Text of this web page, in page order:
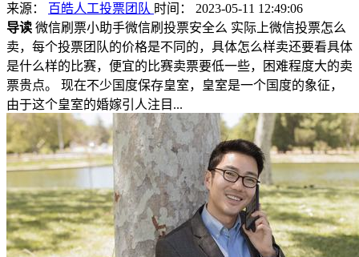
来源： 百皓人工投票团队 时间： 2023-05-11 12:49:06
导读 微信刷票小助手微信刷投票安全么 实际上微信投票怎么
卖，每个投票团队的价格是不同的，具体怎么样卖还要看具体
是什么样的比赛，便宜的比赛卖票要低一些，困难程度大的卖
票贵点。 现在不少国度保存皇室，皇室是一个国度的象征，
由于这个皇室的婚嫁引人注目...